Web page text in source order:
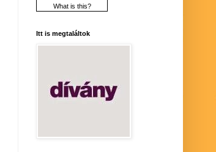
What is this?
Itt is megtaláltok